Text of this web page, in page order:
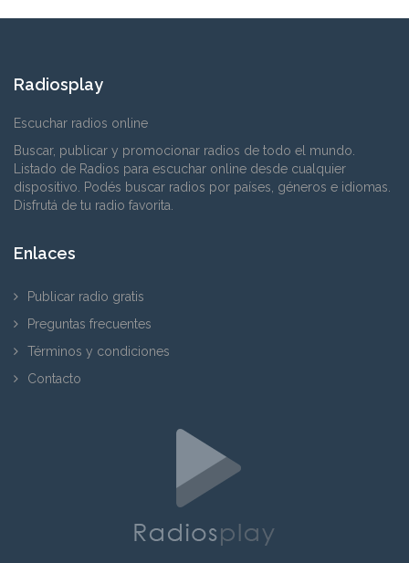
Radiosplay
Escuchar radios online
Buscar, publicar y promocionar radios de todo el mundo.
Listado de Radios para escuchar online desde cualquier
dispositivo. Podés buscar radios por países, géneros e idiomas.
Disfrutá de tu radio favorita.
Enlaces
Publicar radio gratis
Preguntas frecuentes
Términos y condiciones
Contacto